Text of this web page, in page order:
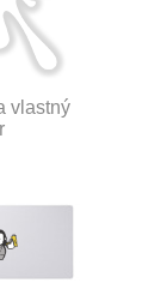
vlastný